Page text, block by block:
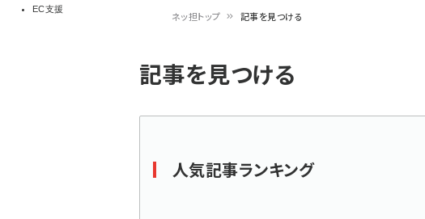
EC支援
ン
く
ネッ担トップ 記事を見つける
記事を見つける
人気記事ランキング